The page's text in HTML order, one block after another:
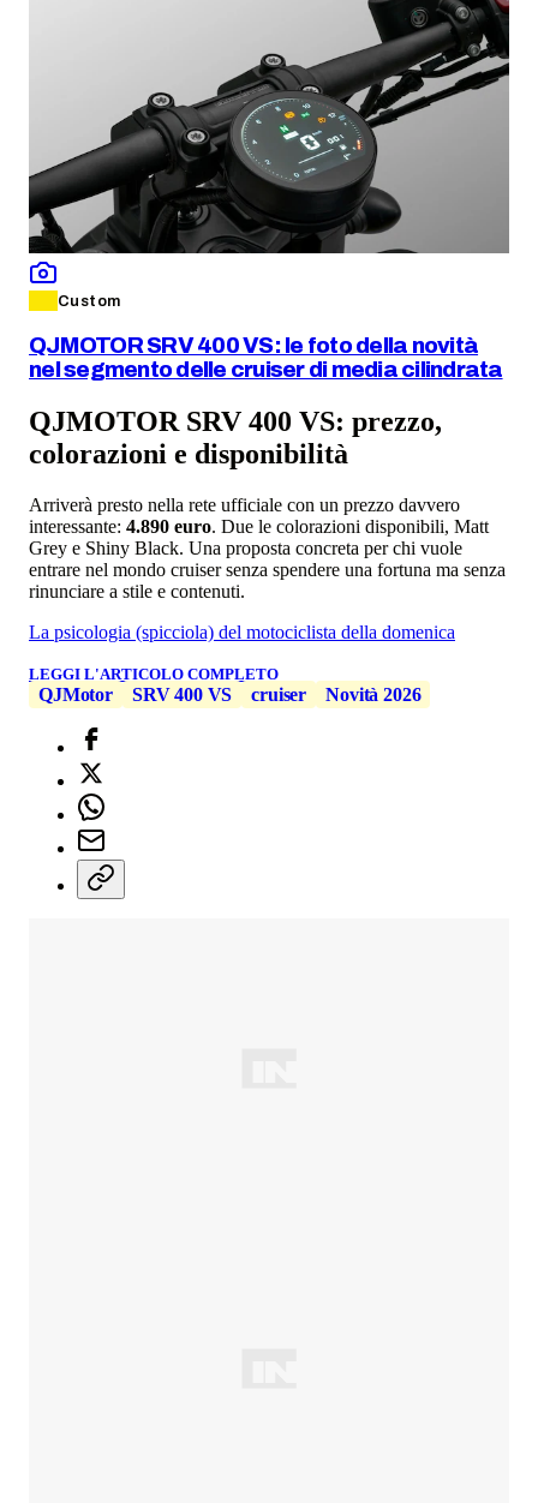
Custom
QJMOTOR SRV 400 VS: le foto della novità
nel segmento delle cruiser di media cilindrata
QJMOTOR SRV 400 VS: prezzo,
colorazioni e disponibilità
Arriverà presto nella rete ufficiale con un prezzo davvero
interessante: 4.890 euro. Due le colorazioni disponibili, Matt
Grey e Shiny Black. Una proposta concreta per chi vuole
entrare nel mondo cruiser senza spendere una fortuna ma senza
rinunciare a stile e contenuti.
La psicologia (spicciola) del motociclista della domenica
LEGGI L'ARTICOLO COMPLETO
QJMotor SRV 400 VS cruiser Novità 2026